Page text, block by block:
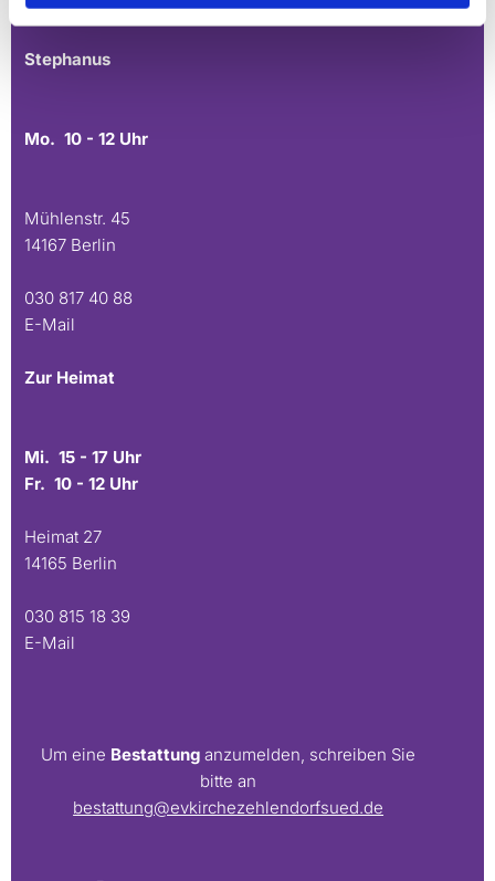
E-Mail
Stephanus
Mo. 10 - 12 Uhr
Mühlenstr. 45
14167 Berlin
030 817 40 88
E-Mail
Zur Heimat
Mi. 15 - 17 Uhr
Fr. 10 - 12 Uhr
Heimat 27
14165 Berlin
030 815 18 39
E-Mail
Um eine Bestattung anzumelden, schreiben Sie
bitte an
bestattung@evkirchezehlendorfsued.de